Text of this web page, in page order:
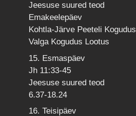
Jeesuse suured teod
Emakeelepäev
Kohtla-Järve Peeteli Kogudus
Valga Kogudus Lootus
15. Esmaspäev
Jh 11:33-45
Jeesuse suured teod
6.37-18.24
16. Teisipäev